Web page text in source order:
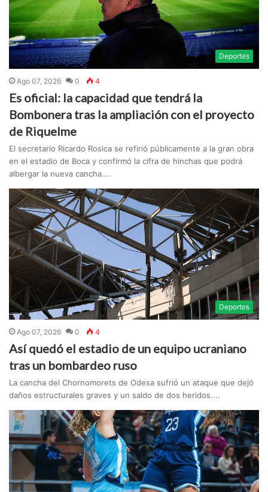
Deportes
Ago 07, 2026 0 4
Es oficial: la capacidad que tendrá la
Bombonera tras la ampliación con el proyecto
de Riquelme
El secretario Ricardo Rosica se refirió públicamente a la gran obra
en el estadio de Boca y confirmó la cifra de hinchas que podrá
albergar la nueva cancha....
Deportes
Ago 07, 2026 0 4
Así quedó el estadio de un equipo ucraniano
tras un bombardeo ruso
La cancha del Chornomorets de Odesa sufrió un ataque que dejó
daños estructurales graves y un saldo de dos heridos....